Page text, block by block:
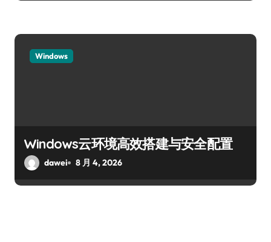
Windows
Windows云环境高效搭建与安全配置
dawei 8 月 4, 2026